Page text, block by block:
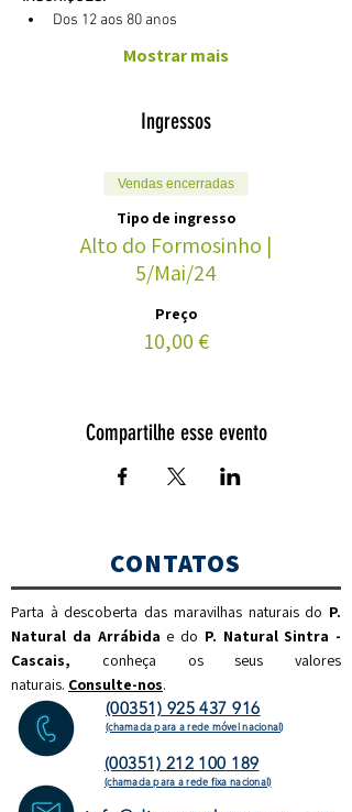
Dos 12 aos 80 anos
Mostrar mais
Ingressos
Vendas encerradas
Tipo de ingresso
Alto do Formosinho |
5/Mai/24
Preço
10,00 €
Compartilhe esse evento
CONTATOS
Parta à descoberta das maravilhas naturais do P.
Natural da Arrábida e do P. Natural Sintra -
Cascais, conheça os seus valores
naturais. Consulte-nos.
(00351) 925 437 916
(chamada para a rede móvel nacional)
(00351) 212 100 189
(chamada para a rede fixa nacional)